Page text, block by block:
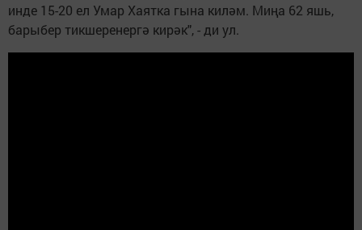
инде 15-20 ел Умар Хаятка гына киләм. Миңа 62 яшь,
барыбер тикшеренергә кирәк", - ди ул.